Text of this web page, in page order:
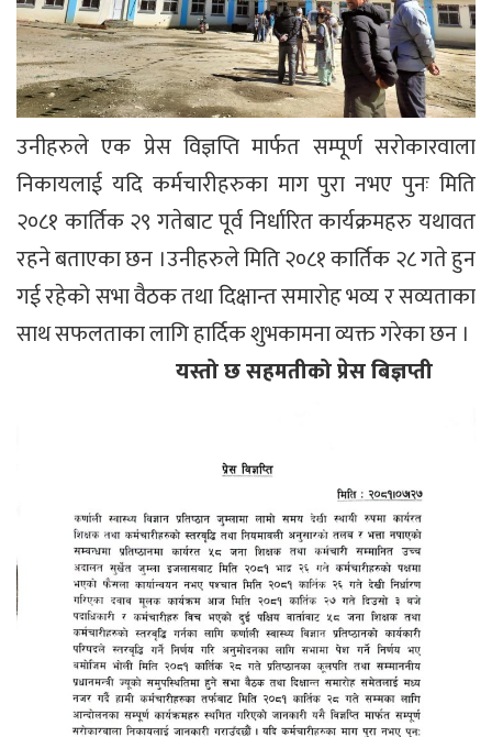
उनीहरुले एक प्रेस विज्ञप्ति मार्फत सम्पूर्ण सरोकारवाला
निकायलाई यदि कर्मचारीहरुका माग पुरा नभए पुनः मिति
२०८१ कार्तिक २९ गतेबाट पूर्व निर्धारित कार्यक्रमहरु यथावत
रहने बताएका छन ।उनीहरुले मिति २०८१ कार्तिक २८ गते हुन
गई रहेको सभा वैठक तथा दिक्षान्त समारोह भव्य र सव्यताका
साथ सफलताका लागि हार्दिक शुभकामना व्यक्त गरेका छन ।
यस्तो छ सहमतीको प्रेस बिज्ञप्ती